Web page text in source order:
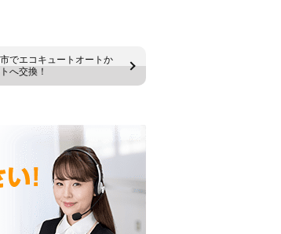
でエコキュートオートか
へ交換！